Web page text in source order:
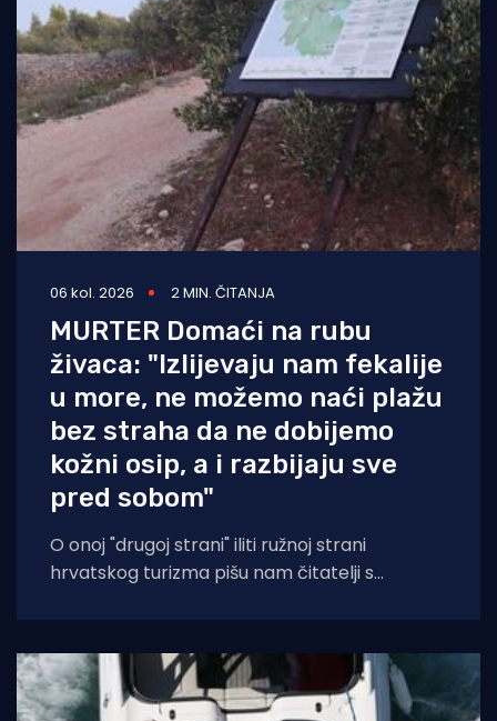
06 kol. 2026 2 MIN. ČITANJA
MURTER Domaći na rubu
živaca: "Izlijevaju nam fekalije
u more, ne možemo naći plažu
bez straha da ne dobijemo
kožni osip, a i razbijaju sve
pred sobom"
O onoj "drugoj strani" iliti ružnoj strani
hrvatskog turizma pišu nam čitatelji s